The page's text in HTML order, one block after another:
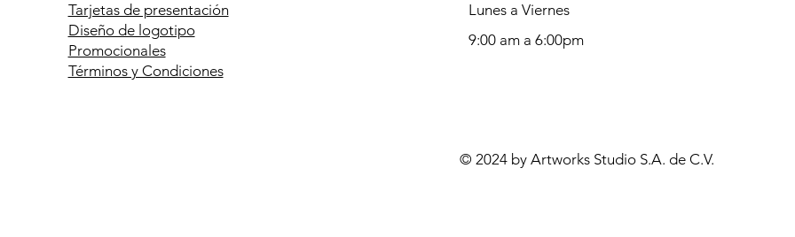
Tarjetas de presentación
Diseño de logotipo
Promocionales
Términos y Condiciones
Lunes a Viernes
9:00 am a 6:00pm
© 2024 by Artworks Studio S.A. de C.V.